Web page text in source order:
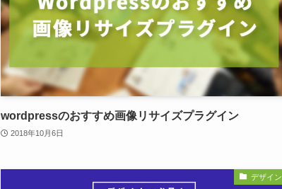
wordpressのおすすめ画像リサイズプラグイン
2018年10月6日
デザイン